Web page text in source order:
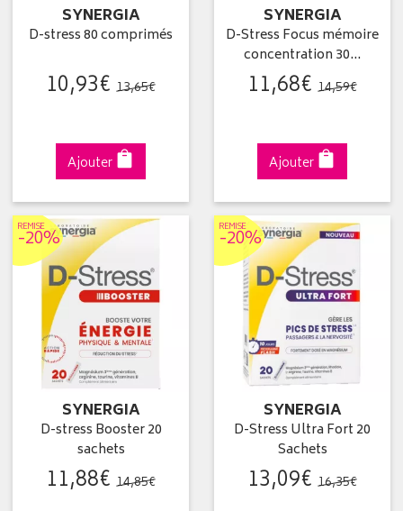
SYNERGIA
D-stress 80 comprimés
10,93€ 13,65€
Ajouter
SYNERGIA
D-Stress Focus mémoire
concentration 30…
11,68€ 14,59€
Ajouter
REMISE
-20%
SYNERGIA
D-stress Booster 20
sachets
11,88€ 14,85€
REMISE
-20%
SYNERGIA
D-Stress Ultra Fort 20
Sachets
13,09€ 16,35€